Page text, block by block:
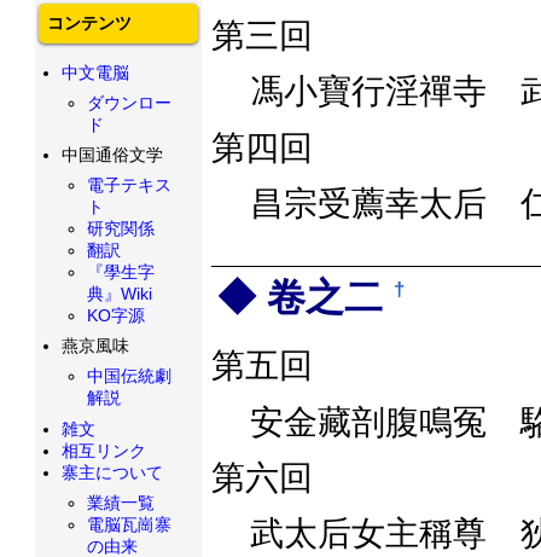
第三回
馮小寶行淫禪寺
第四回
昌宗受薦幸太后
卷之二 †
第五回
安金藏剖腹鳴冤
第六回
武太后女主稱尊
コンテンツ
中文電脳
ダウンロー
ド
中国通俗文学
電子テキス
ト
研究関係
翻訳
『學生字
典』Wiki
KO字源
燕京風味
中国伝統劇
解説
雑文
相互リンク
寨主について
業績一覧
電脳瓦崗寨
の由来